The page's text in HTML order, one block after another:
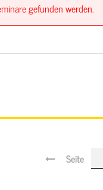
gefunden werden.
Seite